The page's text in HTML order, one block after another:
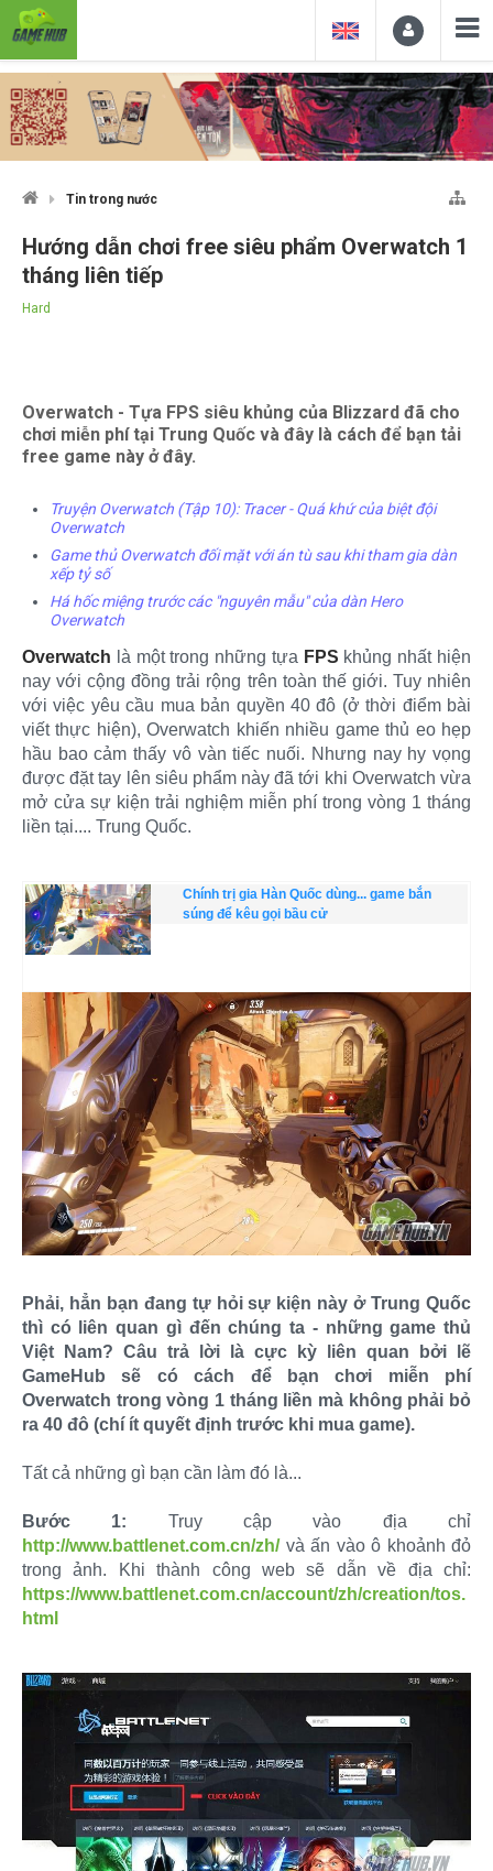
Tin trong nước
Hướng dẫn chơi free siêu phẩm Overwatch 1
tháng liên tiếp
Hard
Overwatch - Tựa FPS siêu khủng của Blizzard đã cho
chơi miễn phí tại Trung Quốc và đây là cách để bạn tải
free game này ở đây.
Truyện Overwatch (Tập 10): Tracer - Quá khứ của biệt đội
Overwatch
Game thủ Overwatch đối mặt với án tù sau khi tham gia dàn
xếp tỷ số
Há hốc miệng trước các "nguyên mẫu" của dàn Hero
Overwatch
Overwatch là một trong những tựa FPS khủng nhất hiện
nay với cộng đồng trải rộng trên toàn thế giới. Tuy nhiên
với việc yêu cầu mua bản quyền 40 đô (ở thời điểm bài
viết thực hiện), Overwatch khiến nhiều game thủ eo hẹp
hầu bao cảm thấy vô vàn tiếc nuối. Nhưng nay hy vọng
được đặt tay lên siêu phẩm này đã tới khi Overwatch vừa
mở cửa sự kiện trải nghiệm miễn phí trong vòng 1 tháng
liền tại.... Trung Quốc.
Chính trị gia Hàn Quốc dùng... game bắn
súng để kêu gọi bầu cử
Phải, hẳn bạn đang tự hỏi sự kiện này ở Trung Quốc
thì có liên quan gì đến chúng ta - những game thủ
Việt Nam? Câu trả lời là cực kỳ liên quan bởi lẽ
GameHub sẽ có cách để bạn chơi miễn phí
Overwatch trong vòng 1 tháng liền mà không phải bỏ
ra 40 đô (chí ít quyết định trước khi mua game).
Tất cả những gì bạn cần làm đó là...
Bước 1: Truy cập vào địa chỉ
http://www.battlenet.com.cn/zh/ và ấn vào ô khoảnh đỏ
trong ảnh. Khi thành công web sẽ dẫn về địa chỉ:
https://www.battlenet.com.cn/account/zh/creation/tos.
html